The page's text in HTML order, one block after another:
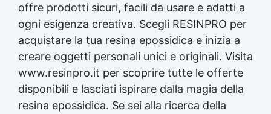
offre prodotti sicuri, facili da usare e adatti a
ogni esigenza creativa. Scegli RESINPRO per
acquistare la tua resina epossidica e inizia a
creare oggetti personali unici e originali. Visita
www.resinpro.it per scoprire tutte le offerte
disponibili e lasciati ispirare dalla magia della
resina epossidica. Se sei alla ricerca della